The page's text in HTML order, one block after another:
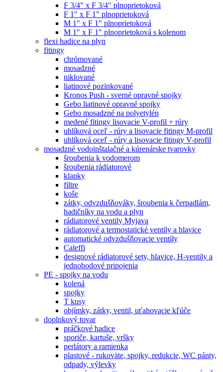
F 3/4" x F 3/4" plnoprietoková
F 1" x F 1" plnoprietoková
M 1" x F 1" plnoprietoková
M 1" x F 1" plnoprietoková s kolenom
flexi hadice na plyn
fitingy
chrómované
mosadzné
niklované
liatinové pozinkované
Kronos Push - sverné opravné spojky
Gebo liatinové opravné spojky
Gebo mosadzné na polyetylén
medené fitingy lisovacie V-profil + rúry
uhlíková oceľ - rúry a lisovacie fitingy M-profil
uhlíková oceľ - rúry a lisovacie fitingy V-profil
mosadzné vodoinštalačné a kúrenárske tvarovky
šroubenia k vodomerom
šroubenia rádiatorové
klapky
filtre
koše
zátky, odvzdušňováky, šroubenia k čerpadlám,
hadičníky na vodu a plyn
rádiatorové ventily Myjava
rádiatorové a termostatické ventily a hlavice
automatické odvzdušňovacie ventily
Caleffi
designové rádiatorové sety, hlavice, H-ventily a
jednobodové pripojenia
PE - spojky na vodu
kolená
spojky
T kusy
objímky, zátky, ventil, uťahovacie kľúče
doplnkový tovar
práčkové hadice
sporiče, kartuše, vršky
perlátory a ramienka
plastové - rukoväte, spojky, redukcie, WC pánty,
odpady, výlevky